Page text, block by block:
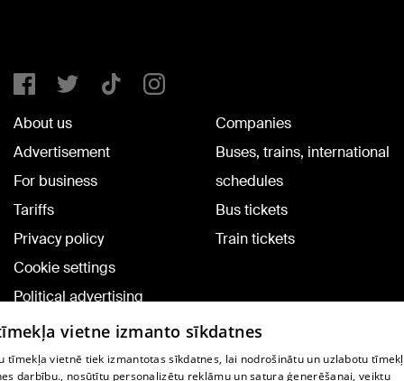
About us
Advertisement
For business
Tariffs
Privacy policy
Cookie settings
Political advertising
Cookie policy
Commenting terms
Companies
Buses, trains, international
schedules
Bus tickets
Train tickets
vietne izmanto sīkdatnes
tīmekļa vietnē tiek izmantotas sīkdatnes, lai nodrošinātu un uzlabotu
darbību., nosūtītu personalizētu reklāmu un satura ģenerēšanai, veiktu